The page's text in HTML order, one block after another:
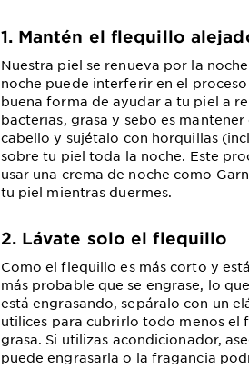
1. Mantén el flequillo
Nuestra piel se renueva por la
noche puede interferir en el
buena forma de ayudar a tu piel a
bacterias, grasa y sebo es
cabello y sujétalo con horquillas
sobre tu piel toda la noche. Este
usar una crema de noche como
tu piel mientras duermes.
2. Lávate solo el flequillo
Como el flequillo es más corto y
más probable que se engrase, lo
está engrasando, sepáralo con un
utilices para cubrirlo todo menos el
grasa. Si utilizas acondicionador,
puede engrasarla o la fragancia